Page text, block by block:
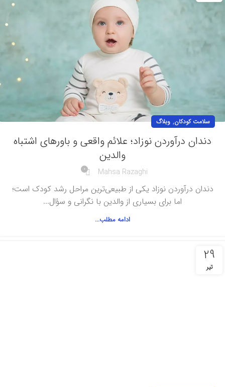
سلامت کودکان, وبلاگ
دندان درآوردن نوزاد؛ علائم واقعی و باورهای اشتباه
والدین
Mahsa Razaghi
0
دندان درآوردن نوزاد یکی از طبیعی‌ترین مراحل رشد کودک است؛
اما برای بسیاری از والدین با نگرانی و سؤال...
ادامه مطلب...
29
تیر